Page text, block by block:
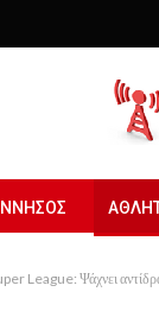
League: Ψάχνει